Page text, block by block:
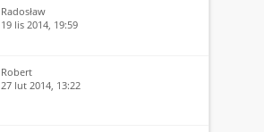
Radosław
19 lis 2014, 19:59
Robert
27 lut 2014, 13:22